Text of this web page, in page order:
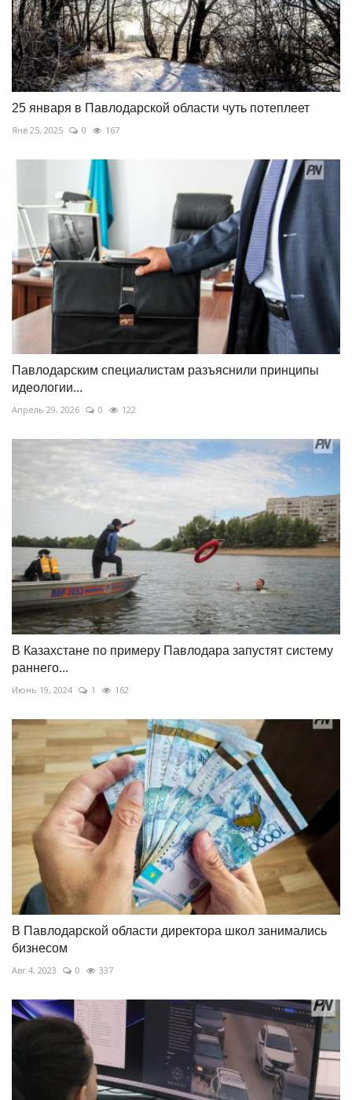
25 января в Павлодарской области чуть потеплеет
Янв 25, 2025 0 167
Павлодарским специалистам разъяснили принципы
идеологии...
Апрель 29, 2026 0 122
В Казахстане по примеру Павлодара запустят систему
раннего...
Июнь 19, 2024 1 162
В Павлодарской области директора школ занимались
бизнесом
Авг 4, 2023 0 337